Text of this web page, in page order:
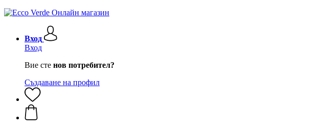
Вход
Вход
Вие сте нов потребител?
Създаване на профил